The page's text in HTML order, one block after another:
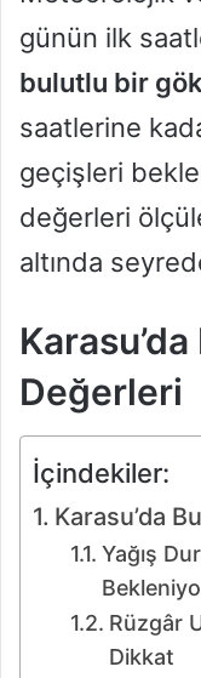
günün ilk
bulutlu bir
saatlerine
geçişleri
değerleri
altında
Değerleri
İçindekiler:
Karasu’da
Yağış
Rüzgâr
Dikkat